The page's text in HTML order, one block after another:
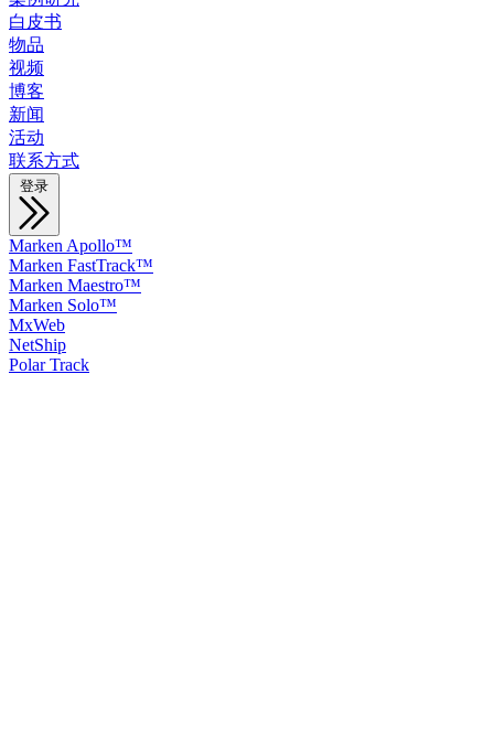
白皮书
物品
视频
博客
新闻
活动
联系方式
登录
Marken Apollo™
Marken FastTrack™
Marken Maestro™
Marken Solo™
MxWeb
NetShip
Polar Track